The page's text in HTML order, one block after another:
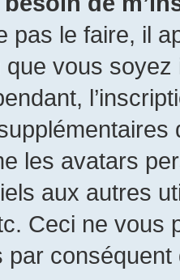
pas le faire, il
que vous
les avatars
aux autres
Ceci ne vous
par conséquent